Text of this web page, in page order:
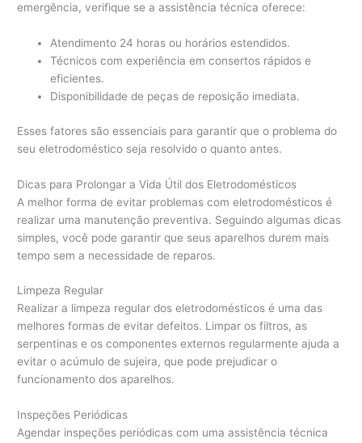
emergência, verifique se a assistência técnica oferece:
Atendimento 24 horas ou horários estendidos.
Técnicos com experiência em consertos rápidos e
eficientes.
Disponibilidade de peças de reposição imediata.
Esses fatores são essenciais para garantir que o problema do
seu eletrodoméstico seja resolvido o quanto antes.
Dicas para Prolongar a Vida Útil dos Eletrodomésticos
A melhor forma de evitar problemas com eletrodomésticos é
realizar uma manutenção preventiva. Seguindo algumas dicas
simples, você pode garantir que seus aparelhos durem mais
tempo sem a necessidade de reparos.
Limpeza Regular
Realizar a limpeza regular dos eletrodomésticos é uma das
melhores formas de evitar defeitos. Limpar os filtros, as
serpentinas e os componentes externos regularmente ajuda a
evitar o acúmulo de sujeira, que pode prejudicar o
funcionamento dos aparelhos.
Inspeções Periódicas
Agendar inspeções periódicas com uma assistência técnica